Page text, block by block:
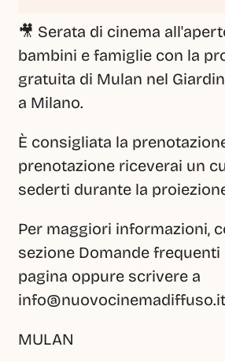
🎥 Serata di cinema
bambini e famiglie con la
gratuita di Mulan nel
a Milano.
È consigliata la
prenotazione riceverai un
sederti durante la
Per maggiori informazioni,
sezione Domande
pagina oppure scrivere a
info@nuovocinemadiffuso.it
MULAN